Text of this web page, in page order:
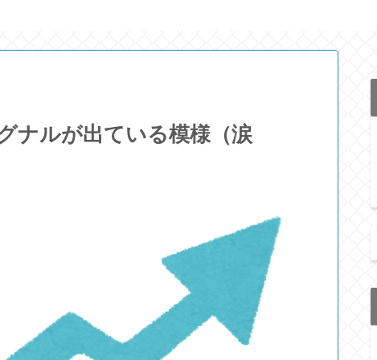
ナルが出ている模様（涙